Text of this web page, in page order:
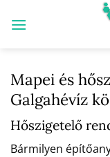
Mapei és
Galgahévíz
Hőszigetelő
Bármilyen